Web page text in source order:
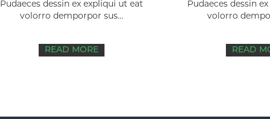
Pudaeces dessin ex expliqui ut eat
volorro demporpor sus...
READ MORE
Pudaeces dessin
volorro
READ